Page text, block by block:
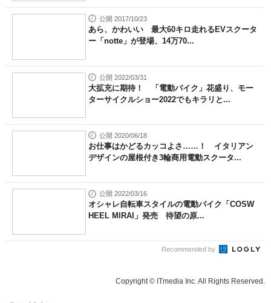
公開 2017/10/23
あら、かわいい 最大60キロ走れるEVスクータ
ー「notte」が登場、14万70...
公開 2022/03/31
大拡充に期待！ 「電動バイク」花盛り、モー
ターサイクルショー2022でもキラリと...
公開 2020/06/18
お仕事はかどるカッコよさ……！ イタリアン
デザインの屋根付き3輪商用電動スクータ...
公開 2022/03/16
オシャレ自転車スタイルの電動バイク「COSW
HEEL MIRAI」発売 待望の原...
Recommended by
Copyright © ITmedia Inc. All Rights Reserved.